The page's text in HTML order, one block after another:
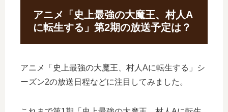
アニメ「史上最強の大魔王、村人A
に転生する」第2期の放送予定は？
アニメ「史上最強の大魔王、村人Aに転生する」シ
ーズン2の放送日程などに注目してみました。